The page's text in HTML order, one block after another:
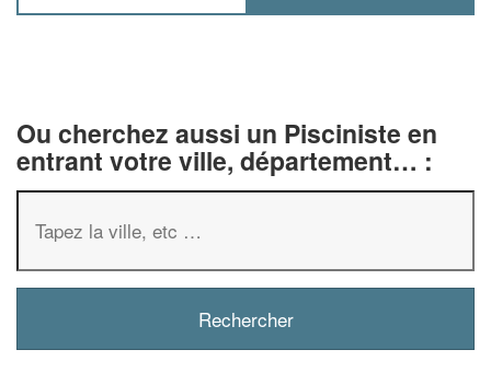
Ou cherchez aussi un Pisciniste en
entrant votre ville, département… :